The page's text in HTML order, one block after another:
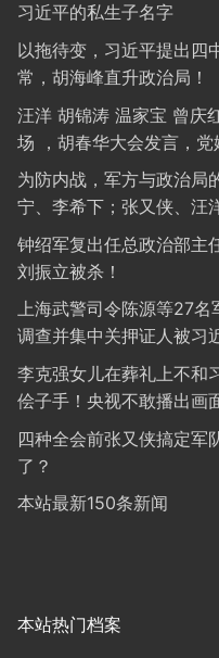
习近平的私生子名字
以拖待变，习近平提出四
常，胡海峰直升政治局！
汪洋 胡锦涛 温家宝 曾庆
场 ，胡春华大会发言，
为防内战，军方与政治局
宁、李希下；张又侠、汪
钟绍军复出任总政治部主
刘振立被杀！
上海武警司令陈源等27名
调查并集中关押证人被习
李克强女儿在葬礼上不和
侩子手！央视不敢播出画
四种全会前张又侠搞定军
了？
本站最新150条新闻
本站热门档案